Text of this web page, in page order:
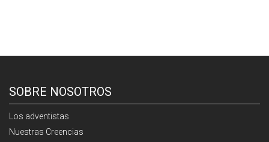
SOBRE NOSOTROS
Los adventistas
Nuestras Creencias